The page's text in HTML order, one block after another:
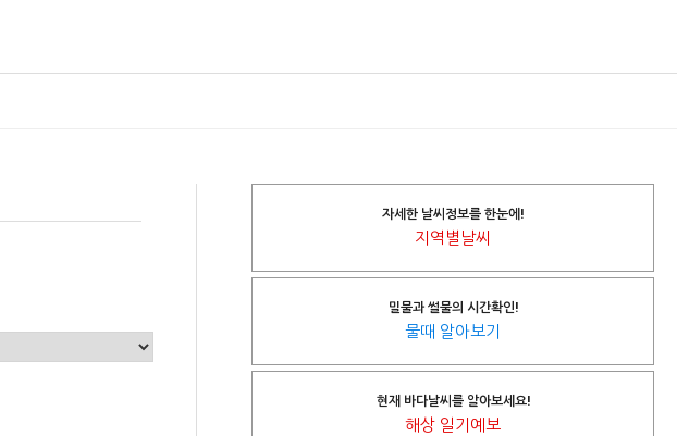
자세한 날씨정보를 한눈에!
지역별날씨
밀물과 썰물의 시간확인!
물때 알아보기
현재 바다날씨를 알아보세요!
해상 일기예보